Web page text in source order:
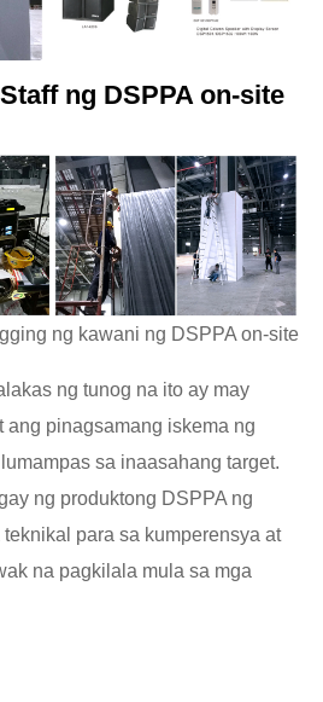
ng DSPPA on-site
ng kawani ng DSPPA on-site
ng tunog na ito ay may
ang pinagsamang iskema ng
sa inaasahang target.
ng produktong DSPPA ng
para sa kumperensya at
na pagkilala mula sa mga